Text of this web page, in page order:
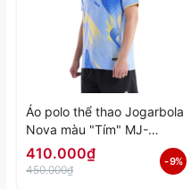
Áo polo thể thao Jogarbola
Nova màu "Tím" MJ-
A4197-04 - Hàng Chính
Hãng
410.000₫
450.000₫
- 9%